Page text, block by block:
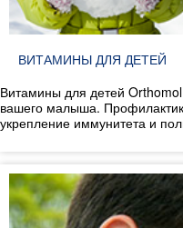
ВИТАМИНЫ ДЛЯ ДЕТЕЙ
Витамины для детей
вашего малыша.
укрепление иммунитета и